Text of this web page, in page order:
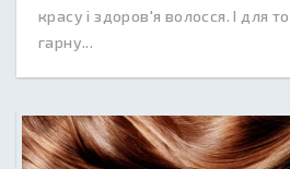
красу і здоров'я волосся. І для
гарну...